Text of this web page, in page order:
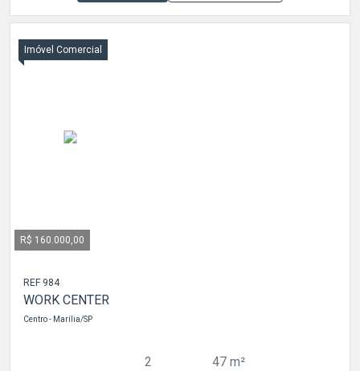
Imóvel Comercial
R$ 160.000,00
REF 984
WORK CENTER
Centro - Marília/SP
2 47 m²